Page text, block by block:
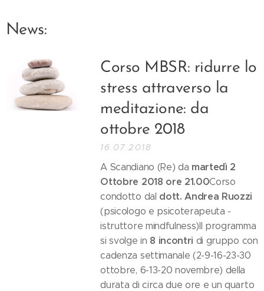
News:
Corso MBSR: ridurre lo
stress attraverso la
meditazione: da
ottobre 2018
16.07.2018
A Scandiano (Re) da martedì 2
Ottobre 2018 ore 21.00Corso
condotto dal dott. Andrea Ruozzi
(psicologo e psicoterapeuta -
istruttore mindfulness)Il programma
si svolge in 8 incontri di gruppo con
cadenza settimanale (2-9-16-23-30
ottobre, 6-13-20 novembre) della
durata di circa due ore e un quarto